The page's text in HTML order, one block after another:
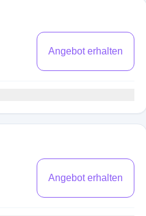
Angebot erhalten
Angebot erhalten